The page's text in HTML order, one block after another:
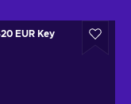
EUR Key